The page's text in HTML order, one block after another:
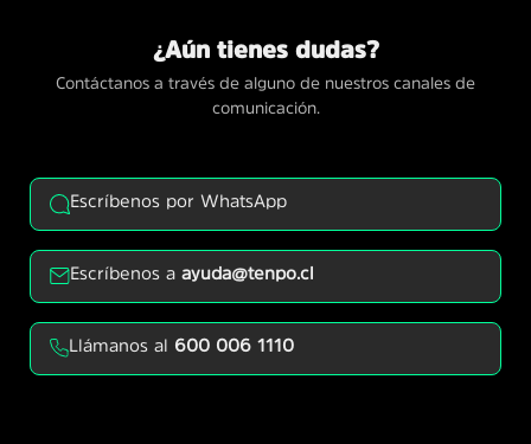
¿Aún tienes dudas?
Contáctanos a través de alguno de nuestros canales de
comunicación.
Escríbenos por WhatsApp
Escríbenos aayuda@tenpo.cl
Llámanos al 600 006 1110